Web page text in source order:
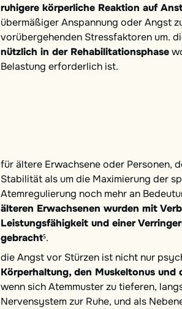
ruhigere körperliche Reaktion auf
übermäßiger Anspannung oder Angst
vorübergehenden Stressfaktoren um.
nützlich in der Rehabilitationsphase
Belastung erforderlich ist.
für ältere Erwachsene oder Personen,
Stabilität als um die Maximierung der
Atemregulierung noch mehr an
älteren Erwachsenen wurden mit
Leistungsfähigkeit und einer
gebracht⁵.
die Angst vor Stürzen ist nicht nur
Körperhaltung, den Muskeltonus und
wenn sich Atemmuster zu tieferen,
Nervensystem zur Ruhe, und als